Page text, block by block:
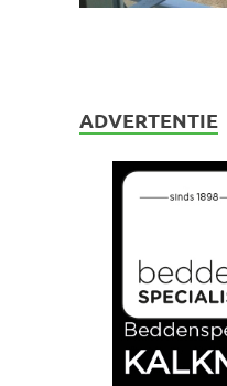
ADVERTENTIE